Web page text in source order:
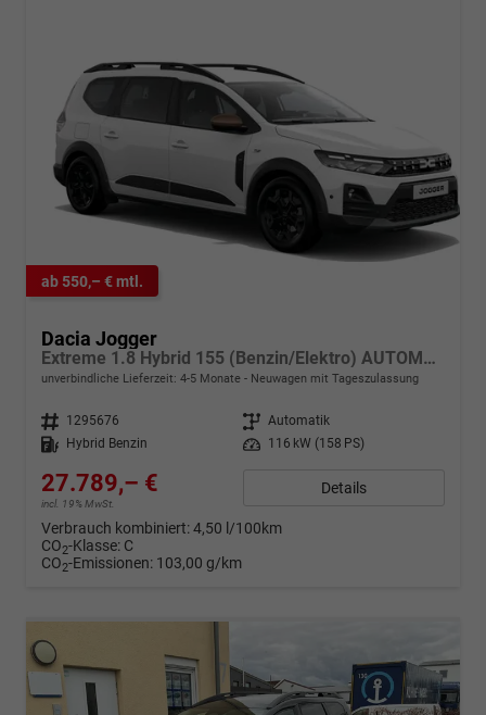
ab 550,– € mtl.
Dacia Jogger
Extreme 1.8 Hybrid 155 (Benzin/Elektro) AUTOMATIK, 7-SITZPLÄTZE, 3J Garantie, 16" Alu, Klimaautomatik, HandsFree, Toter-Winkel-Warner, Parksensoren vorn/hinten, Rückfahrkamera, Abgedunkelte Scheiben, Lederlenkrad, NSW, Armlehne, Media Display 10, Tempomat
unverbindliche Lieferzeit: 4-5 Monate Neuwagen mit Tageszulassung
Fahrzeugnr. 1295676 Getriebe Automatik
Kraftstoff
Hybrid Benzin Leistung 116 kW (158 PS)
27.789,– €
incl. 19% MwSt.
Details
Verbrauch kombiniert:4,50 l/100km
CO2-Klasse: C
CO2-Emissionen: 103,00 g/km